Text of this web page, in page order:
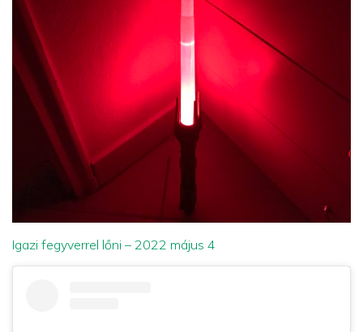
Igazi fegyverrel lőni – 2022 május 4